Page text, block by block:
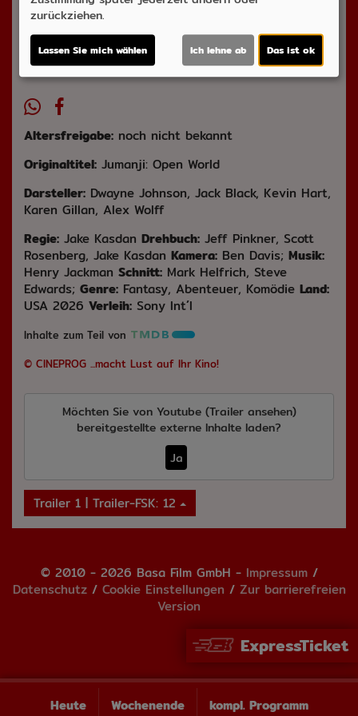
Heute Wochenende kompl. Programm
ExpressTicket
Ticket-Alarm
Altersfreigabe: noch nicht bekannt
Originaltitel: Jumanji: Open World
Darsteller: Dwayne Johnson, Jack Black, Kevin Hart,
Karen Gillan, Alex Wolff
Regie: Jake Kasdan Drehbuch: Jeff Pinkner, Scott
Rosenberg, Jake Kasdan Kamera: Ben Davis; Musik:
Henry Jackman Schnitt: Mark Helfrich, Steve
Edwards; Genre: Fantasy, Abenteuer, Komödie Land:
USA 2026 Verleih: Sony Int´l
Inhalte zum Teil von
© CINEPROG ...macht Lust auf Ihr Kino!
Möchten Sie von Youtube (Trailer ansehen)
bereitgestellte externe Inhalte laden?
Ja
Trailer 1 | Trailer-FSK: 12
© 2010 - 2026 Basa Film GmbH - Impressum/
Datenschutz/ Cookie Einstellungen / Zur barrierefreien
Version
zurückziehen.
Lassen Sie mich wählen Ich lehne ab Das ist ok